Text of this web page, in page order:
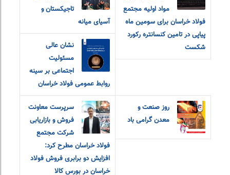
مواد اولیه مجتمع
فولاد خراسان برای سومین ماه
پیاپی در تامین کنسانتره رکورد
شکست
تاجیکستان و
آسیای میانه
نشان عالی
مسئولیت
اجتماعی بر سینه
روابط عمومی فولاد خراسان
روز صنعت و
معدن گرامی باد
سرپرست معاونت
فروش و بازاریابی
شرکت مجتمع
فولاد خراسان مطرح کرد:
افزایش دو برابری فروش فولاد
خراسان در بورس کالا